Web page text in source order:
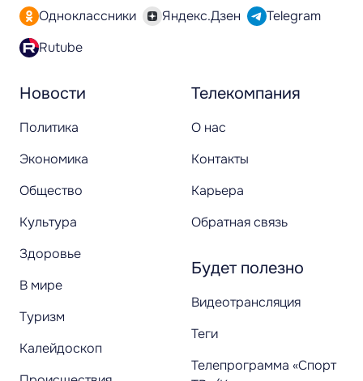
Новости
Политика
Экономика
Общество
Культура
Здоровье
В мире
Туризм
Калейдоскоп
Телекомпания
О нас
Контакты
Карьера
Обратная связь
Будет полезно
Видеотрансляция
Теги
Телепрограмма «Спорт
Одноклассники
Яндекс.Дзен
Telegram
Rutube